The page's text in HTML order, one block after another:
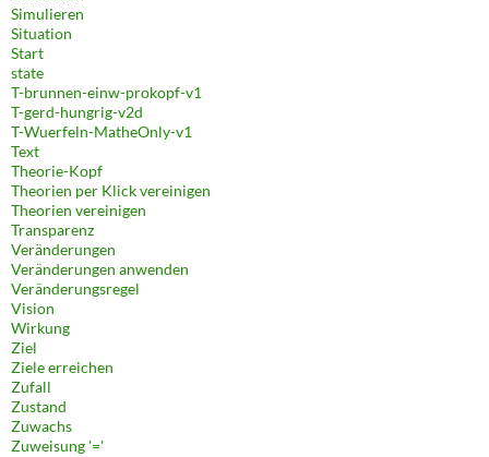
Simulieren
Situation
Start
state
T-brunnen-einw-prokopf-v1
T-gerd-hungrig-v2d
T-Wuerfeln-MatheOnly-v1
Text
Theorie-Kopf
Theorien per Klick vereinigen
Theorien vereinigen
Transparenz
Veränderungen
Veränderungen anwenden
Veränderungsregel
Vision
Wirkung
Ziel
Ziele erreichen
Zufall
Zustand
Zuwachs
Zuweisung '='